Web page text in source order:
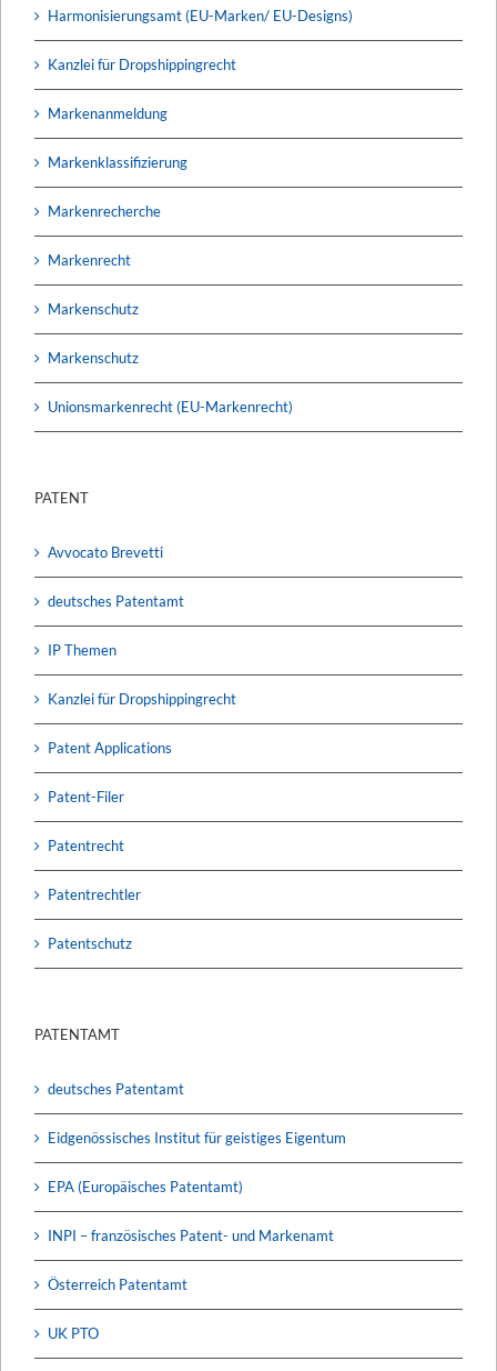
Harmonisierungsamt (EU-Marken/ EU-Designs)
Kanzlei für Dropshippingrecht
Markenanmeldung
Markenklassifizierung
Markenrecherche
Markenrecht
Markenschutz
Markenschutz
Unionsmarkenrecht (EU-Markenrecht)
PATENT
Avvocato Brevetti
deutsches Patentamt
IP Themen
Kanzlei für Dropshippingrecht
Patent Applications
Patent-Filer
Patentrecht
Patentrechtler
Patentschutz
PATENTAMT
deutsches Patentamt
Eidgenössisches Institut für geistiges Eigentum
EPA (Europäisches Patentamt)
INPI – französisches Patent- und Markenamt
Österreich Patentamt
UK PTO